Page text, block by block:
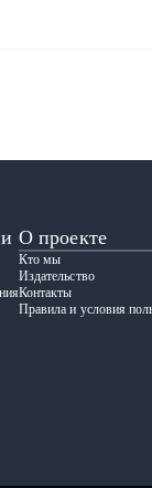
с
О проекте
Кто мы
Издательство
Контакты
Правила и условия